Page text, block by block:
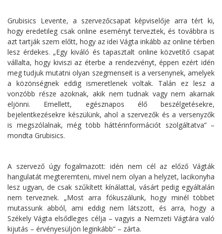
Grubisics Levente, a szervezőcsapat képviselője arra tért ki,
hogy eredetileg csak online eseményt terveztek, és továbbra is
azt tartják szem előtt, hogy az idei Vágta inkább az online térben
lesz érdekes. „Egy kiváló és tapasztalt online közvetítő csapat
vállalta, hogy kiviszi az éterbe a rendezvényt, éppen ezért idén
meg tudjuk mutatni olyan szegmenseit is a versenynek, amelyek
a közönségnek eddig ismeretlenek voltak. Talán ez lesz a
vonzóbb része azoknak, akik nem tudnak vagy nem akarnak
eljönni. Emellett, egésznapos élő beszélgetésekre,
bejelentkezésekre készülünk, ahol a szervezők és a versenyzők
is megszólalnak, még több háttérinformációt szolgáltatva” –
mondta Grubisics.
A szervező úgy fogalmazott: idén nem cél az előző Vágták
hangulatát megteremteni, mivel nem olyan a helyzet, lacikonyha
lesz ugyan, de csak szűkített kínálattal, vásárt pedig egyáltalán
nem terveznek. „Most arra fókuszálunk, hogy minél többet
mutassunk abból, ami eddig nem látszott, és arra, hogy a
Székely Vágta elsődleges célja – vagyis a Nemzeti Vágtára való
kijutás – érvényesüljön leginkább” – zárta.